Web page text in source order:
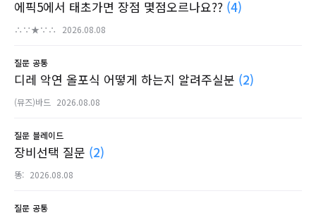
에픽5에서 태초가면 장점 몇점오르나요?? (4)
∴∵★∵∴ 2026.08.08
질문 공통
디레 악연 올포식 어떻게 하는지 알려주실분 (2)
(뮤즈)바드 2026.08.08
질문 블레이드
장비선택 질문 (2)
똥: 2026.08.08
질문 공통